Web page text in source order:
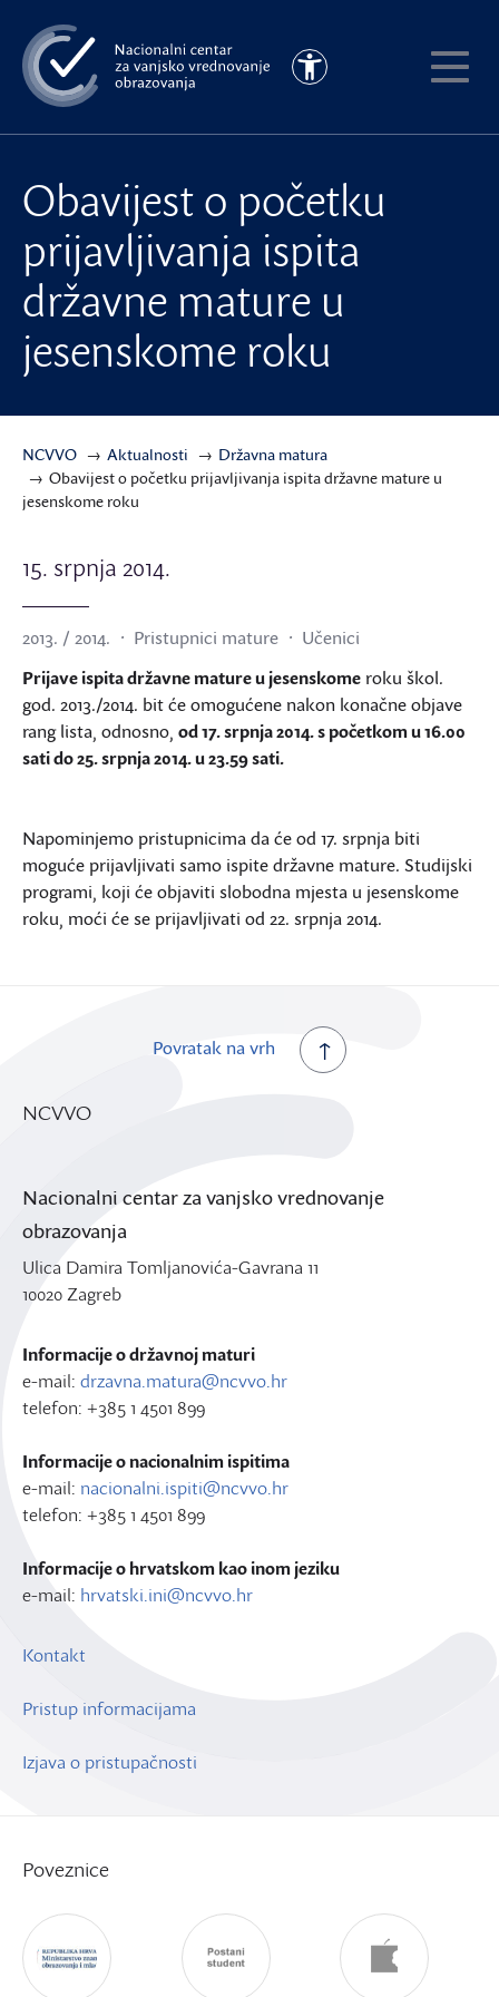
na
glavni
sadržaj
Pristupačnost
Obavijest o početku
prijavljivanja ispita
državne mature u
jesenskome roku
NCVVO Aktualnosti
Državna matura
Obavijest o početku prijavljivanja ispita državne mature u
jesenskome roku
15. srpnja 2014.
2013. / 2014. Pristupnici mature
Učenici
Prijave ispita državne mature u jesenskome roku škol.
god. 2013./2014. bit će omogućene nakon konačne objave
rang lista, odnosno, od 17. srpnja 2014. s početkom u 16.00
sati do 25. srpnja 2014. u 23.59 sati.
Napominjemo pristupnicima da će od 17. srpnja biti
moguće prijavljivati samo ispite državne mature. Studijski
programi, koji će objaviti slobodna mjesta u jesenskome
roku, moći će se prijavljivati od 22. srpnja 2014.
Povratak na vrh
NCVVO
Nacionalni centar za vanjsko vrednovanje
obrazovanja
Ulica Damira Tomljanovića-Gavrana 11
10020 Zagreb
Informacije o državnoj maturi
e-mail: drzavna.matura@ncvvo.hr
telefon: +385 1 4501 899
Informacije o nacionalnim ispitima
e-mail: nacionalni.ispiti@ncvvo.hr
telefon: +385 1 4501 899
Informacije o hrvatskom kao inom jeziku
e-mail: hrvatski.ini@ncvvo.hr
Kontakt
Pristup informacijama
Izjava o pristupačnosti
Poveznice